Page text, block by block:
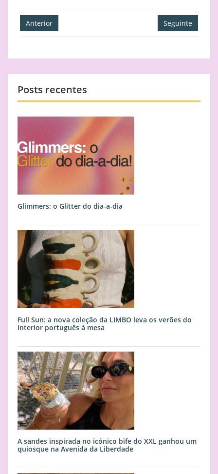
Navegação
de
Anterior Seguinte
Posts recentes
Glimmers: o Glitter do dia-a-dia
Full Sun: a nova coleção da LIMBO leva os verões do
interior português à mesa
A sandes inspirada no icónico bife do XXL ganhou um
quiosque na Avenida da Liberdade